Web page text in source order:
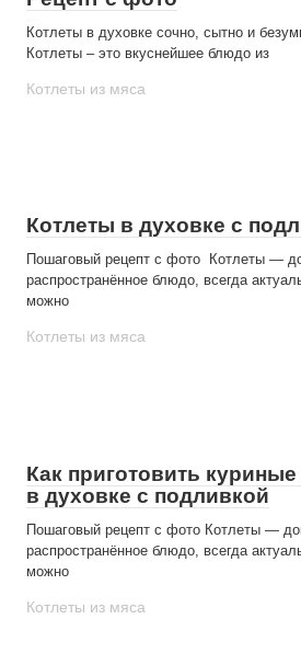
Котлеты в духовке сочно, сытно и
Котлеты – это вкуснейшее блюдо из
Котлеты из мяса
Котлеты в духовке с
Пошаговый рецепт с фото Котлеты —
распространённое блюдо, всегда
можно
Котлеты из мяса
Как приготовить куриные
в духовке с подливкой
Пошаговый рецепт с фото Котлеты —
распространённое блюдо, всегда
можно
Котлеты из мяса